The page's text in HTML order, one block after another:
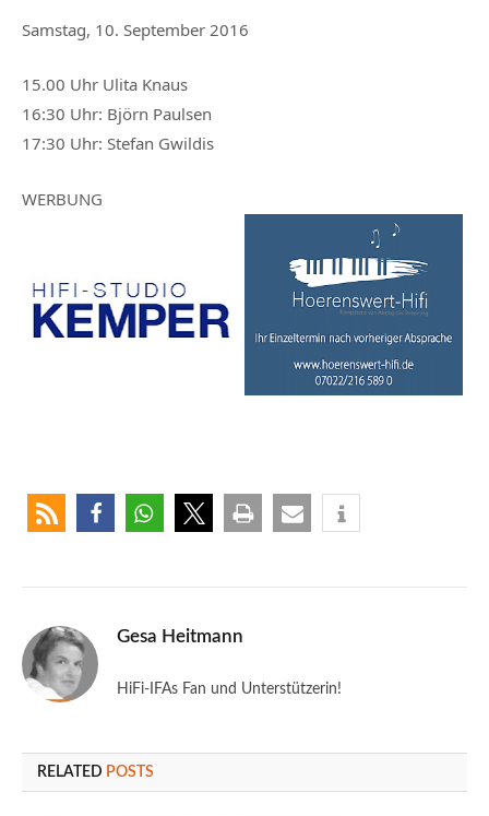
Samstag, 10. September 2016
15.00 Uhr Ulita Knaus
16:30 Uhr: Björn Paulsen
17:30 Uhr: Stefan Gwildis
WERBUNG
Gesa Heitmann
HiFi-IFAs Fan und Unterstützerin!
RELATED POSTS